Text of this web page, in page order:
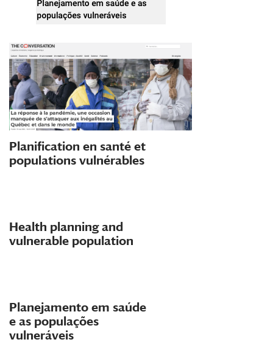
Planification en santé et
populations vulnérables
Health planning and
vulnerable population
Planejamento em saúde
e as populações
vulneráveis